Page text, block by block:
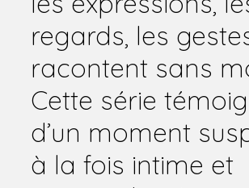
regards, les
racontent sans
Cette série
d’un moment
à la fois intime et